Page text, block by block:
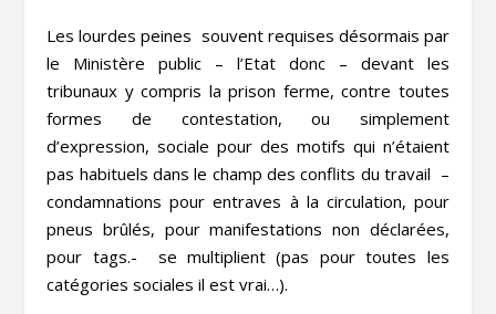
Les lourdes peines souvent requises désormais par
le Ministère public – l’Etat donc – devant les
tribunaux y compris la prison ferme, contre toutes
formes de contestation, ou simplement
d’expression, sociale pour des motifs qui n’étaient
pas habituels dans le champ des conflits du travail –
condamnations pour entraves à la circulation, pour
pneus brûlés, pour manifestations non déclarées,
pour tags.- se multiplient (pas pour toutes les
catégories sociales il est vrai…).